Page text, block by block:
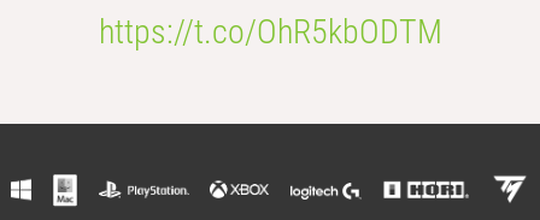
https://t.co/OhR5kbODTM